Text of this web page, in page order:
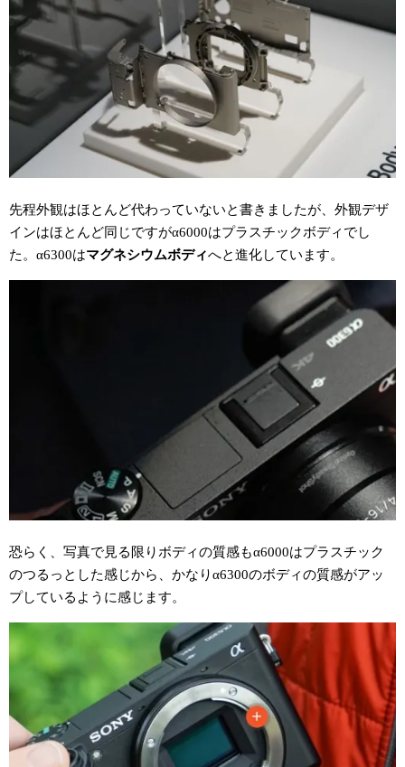
先程外観はほとんど代わっていないと書きましたが、外観デザ
インはほとんど同じですがα6000はプラスチックボディでし
た。α6300はマグネシウムボディへと進化しています。
恐らく、写真で見る限りボディの質感もα6000はプラスチック
のつるっとした感じから、かなりα6300のボディの質感がアッ
プしているように感じます。